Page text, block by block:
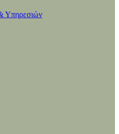
Υπηρεσιών